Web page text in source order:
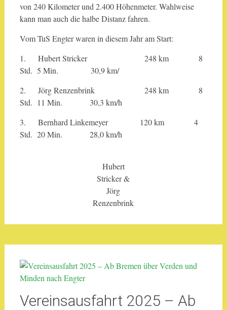
von 240 Kilometer und 2.400 Höhenmeter. Wahlweise
kann man auch die halbe Distanz fahren.
Vom TuS Engter waren in diesem Jahr am Start:
1. Hubert Stricker 248 km 8
Std. 5 Min. 30,9 km/
2. Jörg Renzenbrink 248 km 8
Std. 11 Min. 30,3 km/h
3. Bernhard Linkemeyer 120 km 4
Std. 20 Min. 28,0 km/h
Hubert
Stricker &
Jörg
Renzenbrink
Vereinsausfahrt 2025 – Ab